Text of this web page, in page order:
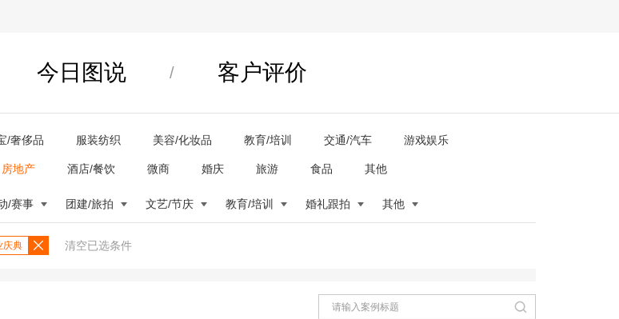
今日图说 / 客户评价
/奢侈品 服装纺织 美容/化妆品 教育/培训 交通/汽车 游戏娱乐
房地产 酒店/餐饮 微商 婚庆 旅游 食品 其他
/赛事 团建/旅拍 文艺/节庆 教育/培训 婚礼跟拍 其他
庆典 清空已选条件